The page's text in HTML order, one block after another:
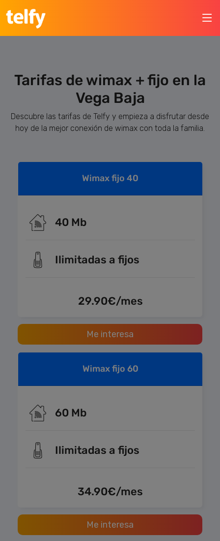
Tarifas de wimax + fijo en la
Vega Baja
Descubre las tarifas de Telfy y empieza a disfrutar desde
hoy de la mejor conexión de wimax con toda la familia.
Wimax fijo 40
40 Mb
Ilimitadas a fijos
29.90€/mes
Me interesa
Wimax fijo 60
60 Mb
Ilimitadas a fijos
34.90€/mes
Me interesa